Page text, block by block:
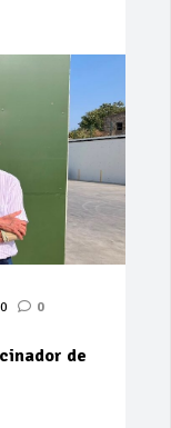
0 0
de